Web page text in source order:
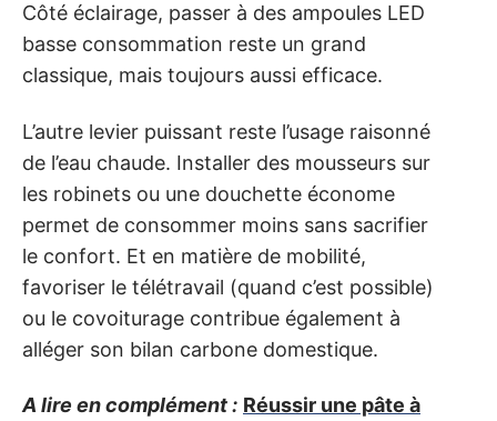
Côté éclairage, passer à des ampoules LED
basse consommation reste un grand
classique, mais toujours aussi efficace.
L’autre levier puissant reste l’usage raisonné
de l’eau chaude. Installer des mousseurs sur
les robinets ou une douchette économe
permet de consommer moins sans sacrifier
le confort. Et en matière de mobilité,
favoriser le télétravail (quand c’est possible)
ou le covoiturage contribue également à
alléger son bilan carbone domestique.
A lire en complément : Réussir une pâte à